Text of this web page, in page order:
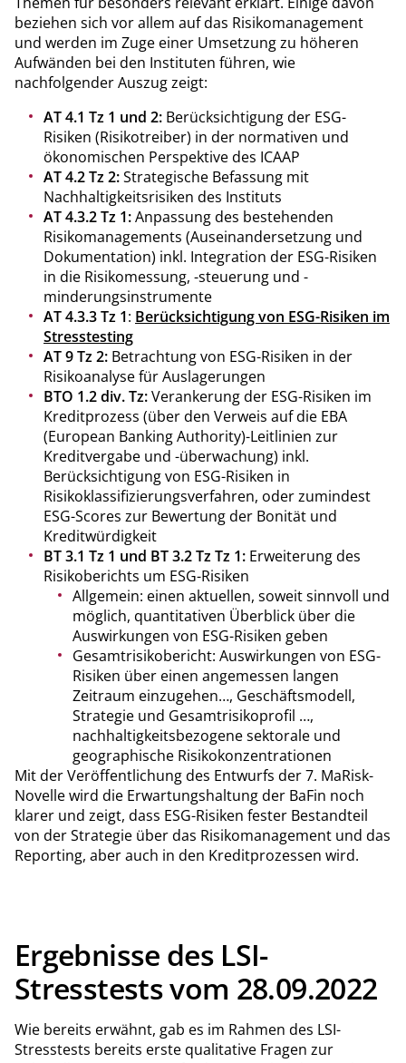
beziehen sich vor allem auf das Risikomanagement
und werden im Zuge einer Umsetzung zu höheren
Aufwänden bei den Instituten führen, wie
nachfolgender Auszug zeigt:
AT 4.1 Tz 1 und 2: Berücksichtigung der ESG-
Risiken (Risikotreiber) in der normativen und
ökonomischen Perspektive des ICAAP
AT 4.2 Tz 2:Strategische Befassung mit
Nachhaltigkeitsrisiken des Instituts
AT 4.3.2 Tz 1:Anpassung des bestehenden
Risikomanagements (Auseinandersetzung und
Dokumentation) inkl. Integration der ESG-Risiken
in die Risikomessung, -steuerung und -
minderungsinstrumente
AT 4.3.3 Tz 1: Berücksichtigung von ESG-Risiken im
Stresstesting
AT 9 Tz 2: Betrachtung von ESG-Risiken in der
Risikoanalyse für Auslagerungen
BTO 1.2 div. Tz:Verankerung der ESG-Risiken im
Kreditprozess (über den Verweis auf die EBA
(European Banking Authority)-Leitlinien zur
Kreditvergabe und -überwachung) inkl.
Berücksichtigung von ESG-Risiken in
Risikoklassifizierungsverfahren, oder zumindest
ESG-Scores zur Bewertung der Bonität und
Kreditwürdigkeit
BT 3.1 Tz 1 und BT 3.2 Tz Tz 1: Erweiterung des
Risikoberichts um ESG-Risiken
Allgemein: einen aktuellen, soweit sinnvoll und
möglich, quantitativen Überblick über die
Auswirkungen von ESG-Risiken geben
Gesamtrisikobericht: Auswirkungen von ESG-
Risiken über einen angemessen langen
Zeitraum einzugehen…, Geschäftsmodell,
Strategie und Gesamtrisikoprofil …,
nachhaltigkeitsbezogene sektorale und
geographische Risikokonzentrationen
Mit der Veröffentlichung des Entwurfs der 7. MaRisk-
Novelle wird die Erwartungshaltung der BaFin noch
klarer und zeigt, dass ESG-Risiken fester Bestandteil
von der Strategie über das Risikomanagement und das
Reporting, aber auch in den Kreditprozessen wird.
Ergebnisse des LSI-
Stresstests vom 28.09.2022
Wie bereits erwähnt, gab es im Rahmen des LSI-
Stresstests bereits erste qualitative Fragen zur